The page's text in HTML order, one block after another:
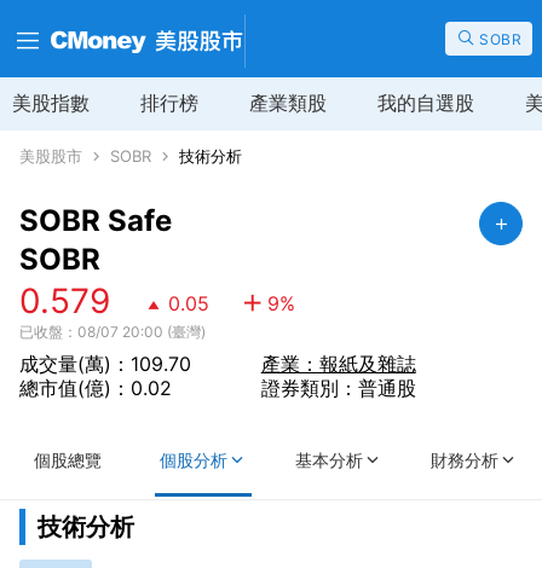
SOBR
美股指數 排行榜 產業類股 我的自選股
美股股市 SOBR 技術分析
SOBR Safe
SOBR
0.579 0.05 9%
已收盤：08/07 20:00 (臺灣)
成交量(萬)：109.70
總市值(億)：0.02
產業：報紙及雜誌
證券類別：普通股
個股總覽 個股分析 基本分析 財務分析
技術分析